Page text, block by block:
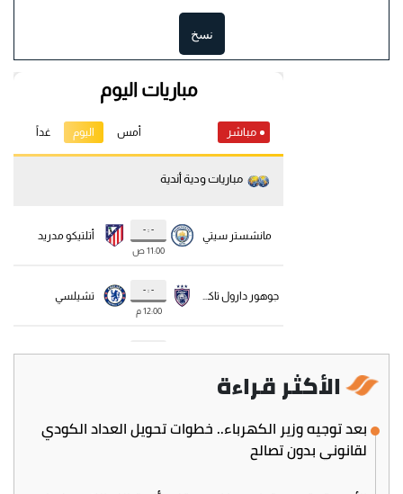
نسخ
الأكثر قراءة
بعد توجيه وزير الكهرباء.. خطوات تحويل العداد الكودي
لقانوني بدون تصالح